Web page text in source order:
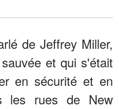
de Jeffrey Miller,
et qui s'était
en sécurité et en
les rues de New